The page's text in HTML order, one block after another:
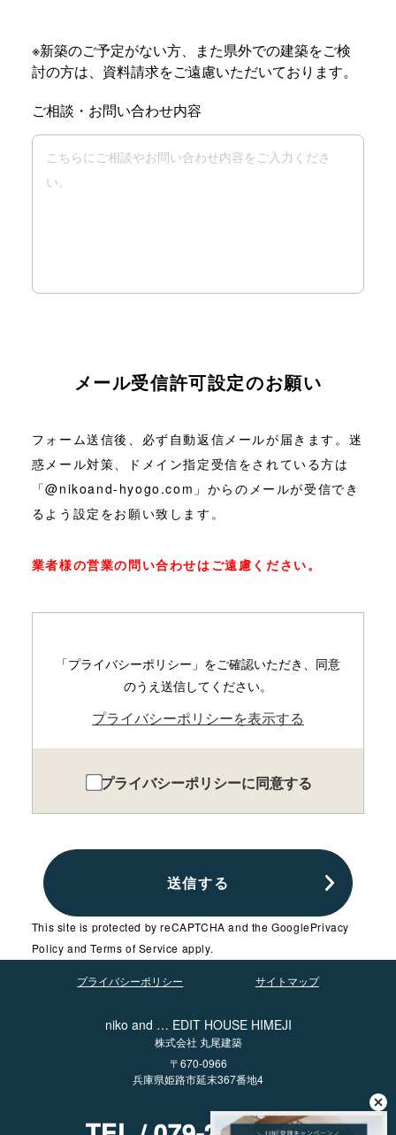
※新築のご予定がない方、また県外での建築をご検
討の方は、資料請求をご遠慮いただいております。
ご相談・お問い合わせ内容
メール受信許可設定のお願い
フォーム送信後、必ず自動返信メールが届きます。 迷
惑メール対策、ドメイン指定受信をされている方は
「@nikoand-hyogo.com」からのメールが受信でき
るよう設定をお願い致します。
業者様の営業の問い合わせはご遠慮ください。
「プライバシーポリシー」をご確認いただき、同意
のうえ送信してください。
プライバシーポリシーを表示する
プライバシーポリシーに同意する
This site is protected by reCAPTCHA and the GooglePrivacy
Policy andTerms of Service apply.
niko and … EDIT HOUSE HIMEJI
株式会社 丸尾建築
〒670-0966
兵庫県姫路市延末367番地4
プライバシーポリシー サイトマップ